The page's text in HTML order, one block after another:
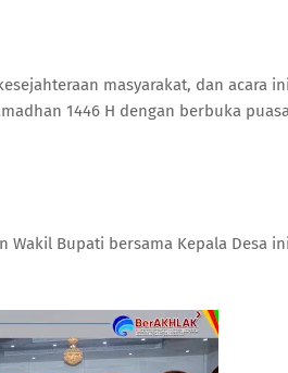
masyarakat, dan acara
1446 H dengan berbuka
Wakil Bupati bersama Kepala Desa